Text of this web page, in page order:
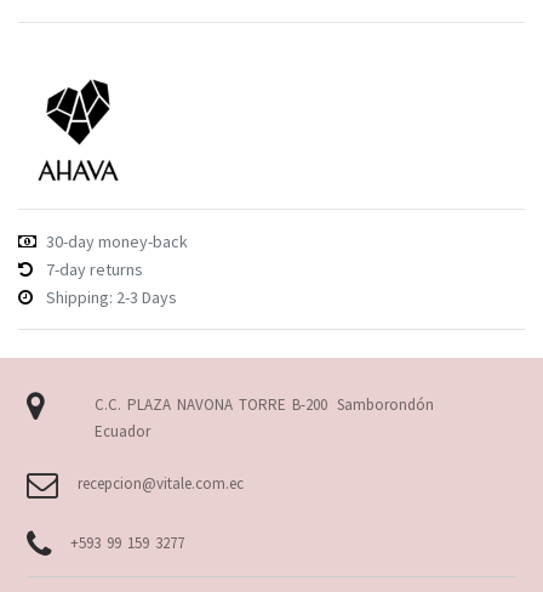
30-day money-back
7-day returns
Shipping: 2-3 Days
C.C. PLAZA NAVONA TORRE B-200 Samborondón
Ecuador
recepcion@vitale.com.ec
+593 99 159 3277